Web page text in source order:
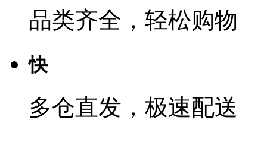
品类齐全，轻松购物
快
多仓直发，极速配送